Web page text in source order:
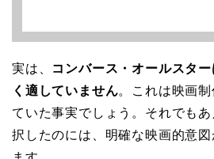
実は、 コンバース・オールスタ
く適していません。これは映画
ていた事実でしょう。それでも
択したのには、明確な映画的意